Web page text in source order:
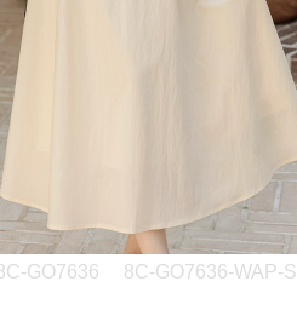
GO7636 8C-GO7636-WAP-S